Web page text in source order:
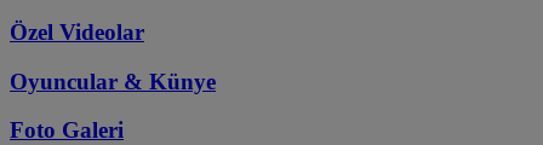
Özel Videolar
Oyuncular & Künye
Foto Galeri